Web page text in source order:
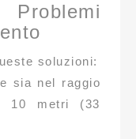
soluzioni:
sia nel raggio
10 metri (33